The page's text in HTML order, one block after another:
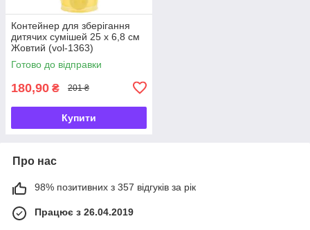
Контейнер для зберігання
дитячих сумішей 25 х 6,8 см
Жовтий (vol-1363)
Готово до відправки
180,90 ₴ 201 ₴
Купити
Про нас
98% позитивних з 357 відгуків за рік
Працює з 26.04.2019